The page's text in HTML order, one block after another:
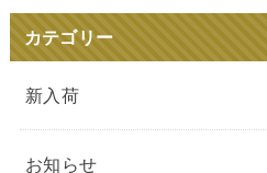
カテゴリー
新入荷
お知らせ